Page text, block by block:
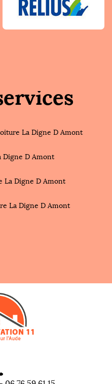
La Digne D Amont
Digne D Amont
La Digne D Amont
La Digne D Amont